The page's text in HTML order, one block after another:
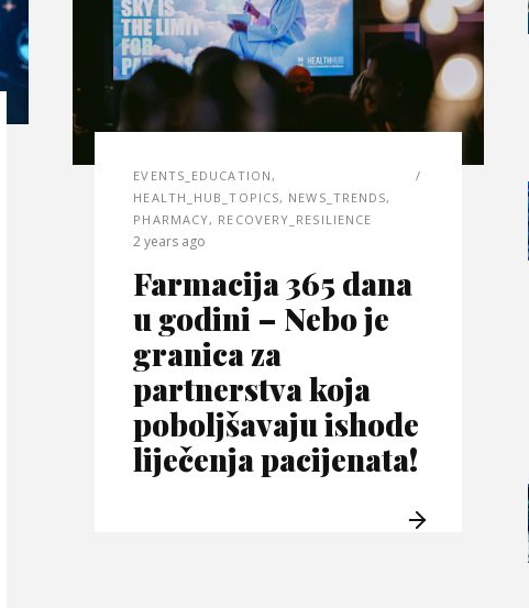
EVENTS_EDUCATION ,
HEALTH_HUB_TOPICS, NEWS_TRENDS,
PHARMACY, RECOVERY_RESILIENCE
2 years ago
Farmacija 365 dana
u godini – Nebo je
granica za
partnerstva koja
poboljšavaju ishode
liječenja pacijenata!